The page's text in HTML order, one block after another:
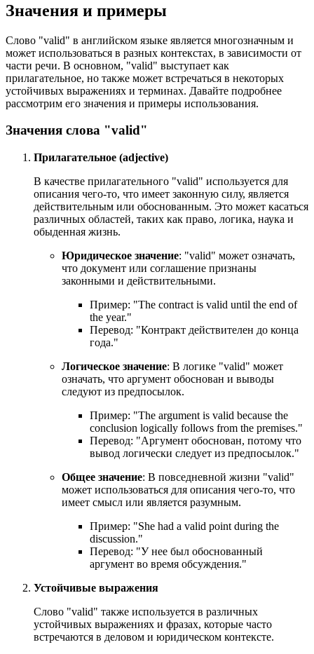
Значения и примеры
Слово "valid" в английском языке является многозначным и
может использоваться в разных контекстах, в зависимости от
части речи. В основном, "valid" выступает как
прилагательное, но также может встречаться в некоторых
устойчивых выражениях и терминах. Давайте подробнее
рассмотрим его значения и примеры использования.
Значения слова "valid"
Прилагательное (adjective)
В качестве прилагательного "valid" используется для
описания чего-то, что имеет законную силу, является
действительным или обоснованным. Это может касаться
различных областей, таких как право, логика, наука и
обыденная жизнь.
Юридическое значение: "valid" может означать,
что документ или соглашение признаны
законными и действительными.
Пример: "The contract is valid until the end of
the year."
Перевод: "Контракт действителен до конца
года."
Логическое значение: В логике "valid" может
означать, что аргумент обоснован и выводы
следуют из предпосылок.
Пример: "The argument is valid because the
conclusion logically follows from the premises."
Перевод: "Аргумент обоснован, потому что
вывод логически следует из предпосылок."
Общее значение: В повседневной жизни "valid"
может использоваться для описания чего-то, что
имеет смысл или является разумным.
Пример: "She had a valid point during the
discussion."
Перевод: "У нее был обоснованный
аргумент во время обсуждения."
Устойчивые выражения
Слово "valid" также используется в различных
устойчивых выражениях и фразах, которые часто
встречаются в деловом и юридическом контексте.